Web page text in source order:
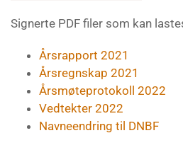
Signerte PDF filer som kan
Årsrapport 2021
Årsregnskap 2021
Årsmøteprotokoll 2022
Vedtekter 2022
Navneendring til DNBF